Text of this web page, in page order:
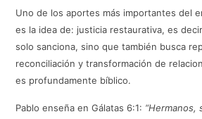
Uno de los aportes más importantes del
es la idea de: justicia restaurativa, es
solo sanciona, sino que también busca
reconciliación y transformación de
es profundamente bíblico.
Pablo enseña en Gálatas 6:1: “Hermanos,